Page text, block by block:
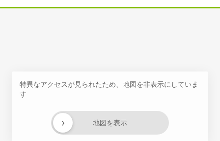
特異なアクセスが見られたため、地図を非表示にしていま
す
地図を表示
›